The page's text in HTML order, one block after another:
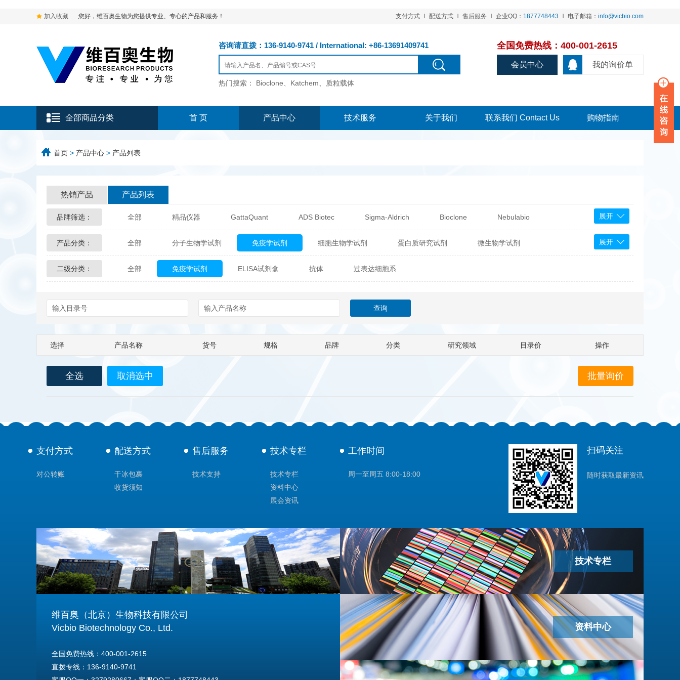
加入收藏 您好，维百奥生物为您提供专业、专心的产品和服务！ 支付方式 配送方式 售后服务 企业QQ： 1877748443 电子邮箱： info@vicbio.com
咨询请直拨：136-9140-9741 / International: +86-13691409741
热门搜索： Bioclone、Katchem、质粒载体
全国免费热线：400-001-2615
我的询价单
会员中心
全部商品分类 首 页 产品中心 技术服务 关于我们 联系我们 Contact Us 购物指南
首页 > 产品中心 > 产品列表
热销产品 产品列表
品牌筛选： 全部 精品仪器 GattaQuant ADS Biotec Sigma-Aldrich Bioclone Nebulabio
Glycon Biochem Sterlitech 热销产品 辰辉创聚生物® (Nebulabio) BPS Bioscience
Echelon Biosciences Verichem Laboratories Vicbio Biotech
Biotez Berlin Diametra ChemPep Eagle Biosciences Cytodiagnostics
Berry & Associates
Abbexa AbD Serotec Abnova Active Motif
展开
产品分类： 全部 分子生物学试剂 免疫学试剂 细胞生物学试剂 蛋白质研究试剂 微生物学试剂
化学及生物化学试剂 材料学试剂 仪器及设备 耗材及常用物品
展开
二级分类： 全部 免疫学试剂 ELISA试剂盒 抗体 过表达细胞系
选择 产品名称 货号 规格 品牌 分类 研究领域 目录价 操作
全选 取消选中
支付方式
对公转账
配送方式
干冰包裹
收货须知
售后服务
技术支持
技术专栏
技术专栏
资料中心
展会资讯
工作时间
周一至周五 8:00-18:00
扫码关注
随时获取最新资讯
维百奥（北京）生物科技有限公司
Vicbio Biotechnology Co., Ltd.
全国免费热线：400-001-2615
直拨专线：136-9140-9741
技术专栏
资料中心